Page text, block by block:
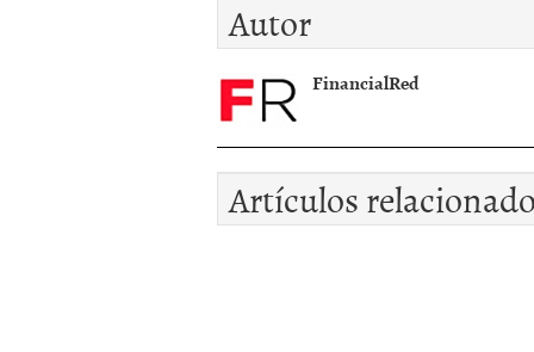
Ã©xito
Autor
FinancialRed
Artículos